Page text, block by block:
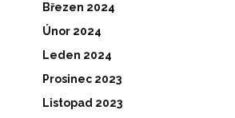
Březen 2024
Únor 2024
Leden 2024
Prosinec 2023
Listopad 2023